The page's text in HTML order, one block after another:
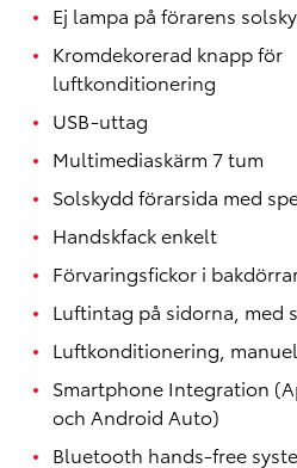
Ej lampa på förarens
Kromdekorerad knapp för
luftkonditionering
USB-uttag
Multimediaskärm 7 tum
Solskydd förarsida med
Handskfack enkelt
Förvaringsfickor i
Luftintag på sidorna, med
Luftkonditionering,
Smartphone Integration
och Android Auto)
Bluetooth hands-free